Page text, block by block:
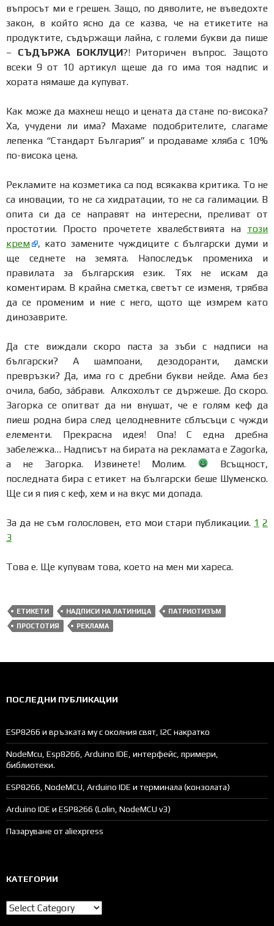
въпросът ми е грешен. Защо, по дяволите, не въведохте
закон, в който ясно да се казва, че на етикетите на
продуктите, съдържащи лайна, с големи букви да пише
– СЪДЪРЖА БОКЛУЦИ?! Риторичен въпрос. Защото
всеки 9 от 10 артикул щеше да го има тоя надпис и
хората нямаше да купуват.
Как може да махнеш нещо и цената да стане по-висока?
Ха, учудени ли има? Махаме подобрителите, слагаме
лепенка “Стандарт България” и продаваме хляба с 10%
по-висока цена.
Рекламите на козметика са под всякаква критика. То не
са иновации, то не са хидратации, то не са галимации. В
опита си да се направят на интересни, преливат от
простотии. Просто прочетете хвалебствията на този
крем
, като замените чуждиците с български думи и
ще седнете на земята. Напоследък промениха и
правилата за българския език. Тях не искам да
коментирам. В крайна сметка, светът се изменя, трябва
да се променим и ние с него, щото ще измрем като
динозаврите.
Да сте виждали скоро паста за зъби с надписи на
български? А шампоани, дезодоранти, дамски
превръзки? Да, има го с дребни букви нейде. Ама без
очила, бабо, зáбрави. Алкохолът се държеше. До скоро.
Загорка се опитват да ни внушат, че е голям кеф да
пиеш родна бира след целодневните сблъсъци с чужди
елементи. Прекрасна идея! Опа! С една дребна
забележка… Надписът на бирата на рекламата е Zagorka,
а не Загорка. Извинете! Молим.
Всъщност,
последната бира с етикет на български беше Шуменско.
Ще си я пия с кеф, хем и на вкус ми допада.
За да не съм голословен, ето мои стари публикации. 1 2
3
Това е. Ще купувам това, което на мен ми хареса.
ЕТИКЕТИ НАДПИСИ НА ЛАТИНИЦА
ПАТРИОТИЗЪМ
ПРОСТОТИЯ
РЕКЛАМА
ПОСЛЕДНИ ПУБЛИКАЦИИ
ESP8266 и връзката му с околния свят, I2C накратко
NodeMcu, Esp8266, Arduino IDE, интерфейс, примери,
библиотеки.
ESP8266, NodeMCU, Arduino IDE и терминала (конзолата)
Arduino IDE и ESP8266 (Lolin, NodeMCU v3)
Пазаруване от aliexpress
КАТЕГОРИИ
Категории